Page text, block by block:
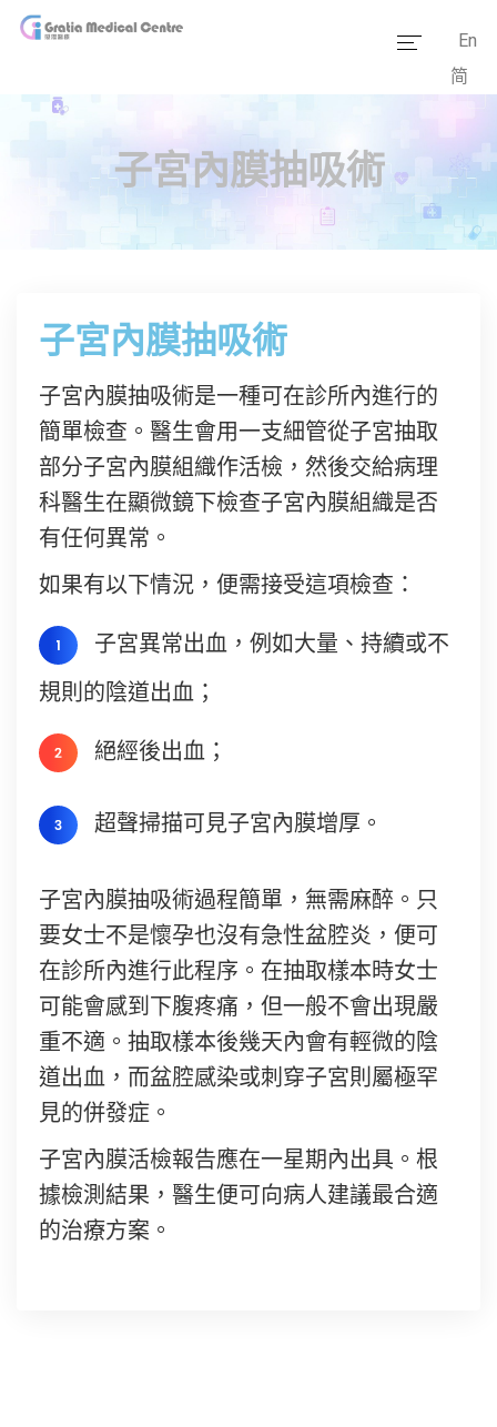
服務範疇
傳媒報道
醫療設備
En
简
子宮內膜抽吸術
子宮內膜抽吸術
子宮內膜抽吸術是一種可在診所內進行的
簡單檢查。醫生會用一支細管從子宮抽取
部分子宮內膜組織作活檢，然後交給病理
科醫生在顯微鏡下檢查子宮內膜組織是否
有任何異常。
如果有以下情況，便需接受這項檢查：
子宮異常出血，例如大量、持續或不
規則的陰道出血；
絕經後出血；
超聲掃描可見子宮內膜增厚。
子宮內膜抽吸術過程簡單，無需麻醉。只
要女士不是懷孕也沒有急性盆腔炎，便可
在診所內進行此程序。在抽取樣本時女士
可能會感到下腹疼痛，但一般不會出現嚴
重不適。抽取樣本後幾天內會有輕微的陰
道出血，而盆腔感染或刺穿子宮則屬極罕
見的併發症。
子宮內膜活檢報告應在一星期內出具。根
據檢測結果，醫生便可向病人建議最合適
的治療方案。